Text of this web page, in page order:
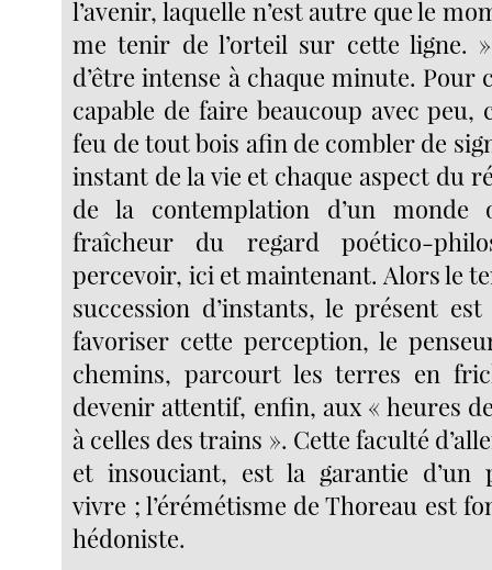
l’avenir, laquelle n’est autre que le
me tenir de l’orteil sur cette ligne.
d’être intense à chaque minute. Pour
capable de faire beaucoup avec peu,
feu de tout bois afin de combler de
instant de la vie et chaque aspect du
de la contemplation d’un monde
fraîcheur du regard poético-
percevoir, ici et maintenant. Alors le
succession d’instants, le présent
favoriser cette perception, le
chemins, parcourt les terres en
devenir attentif, enfin, aux « heures
à celles des trains ». Cette faculté
et insouciant, est la garantie d’un
vivre ; l’érémétisme de Thoreau est
hédoniste.